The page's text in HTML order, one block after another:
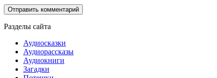
Разделы сайта
Аудиосказки
Аудиорассказы
Аудиокниги
Загадки